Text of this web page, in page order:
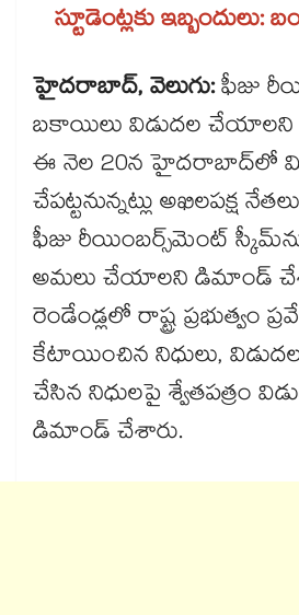
స్టూడెంట్లకు ఇబ్బందులు:
హైదరాబాద్, వెలుగు:ఫీజు
బకాయిలు విడుదల చేయాలని
ఈ నెల 20న హైదరాబాద్‌‌‌‌‌‌‌‌‌‌‌‌‌‌‌‌లో
చేపట్టనున్నట్లు అఖిలపక్ష
ఫీజు రీయింబర్స్‌‌‌‌‌‌‌‌‌‌‌‌‌‌‌‌మెంట్‌‌‌‌‌‌‌‌‌‌‌‌‌‌‌‌
అమలు చేయాలని డిమాండ్
రెండేండ్లలో రాష్ట్ర ప్రభుత్వం
కేటాయించిన నిధులు,
చేసిన నిధులపై శ్వేతపత్రం
డిమాండ్ చేశారు.